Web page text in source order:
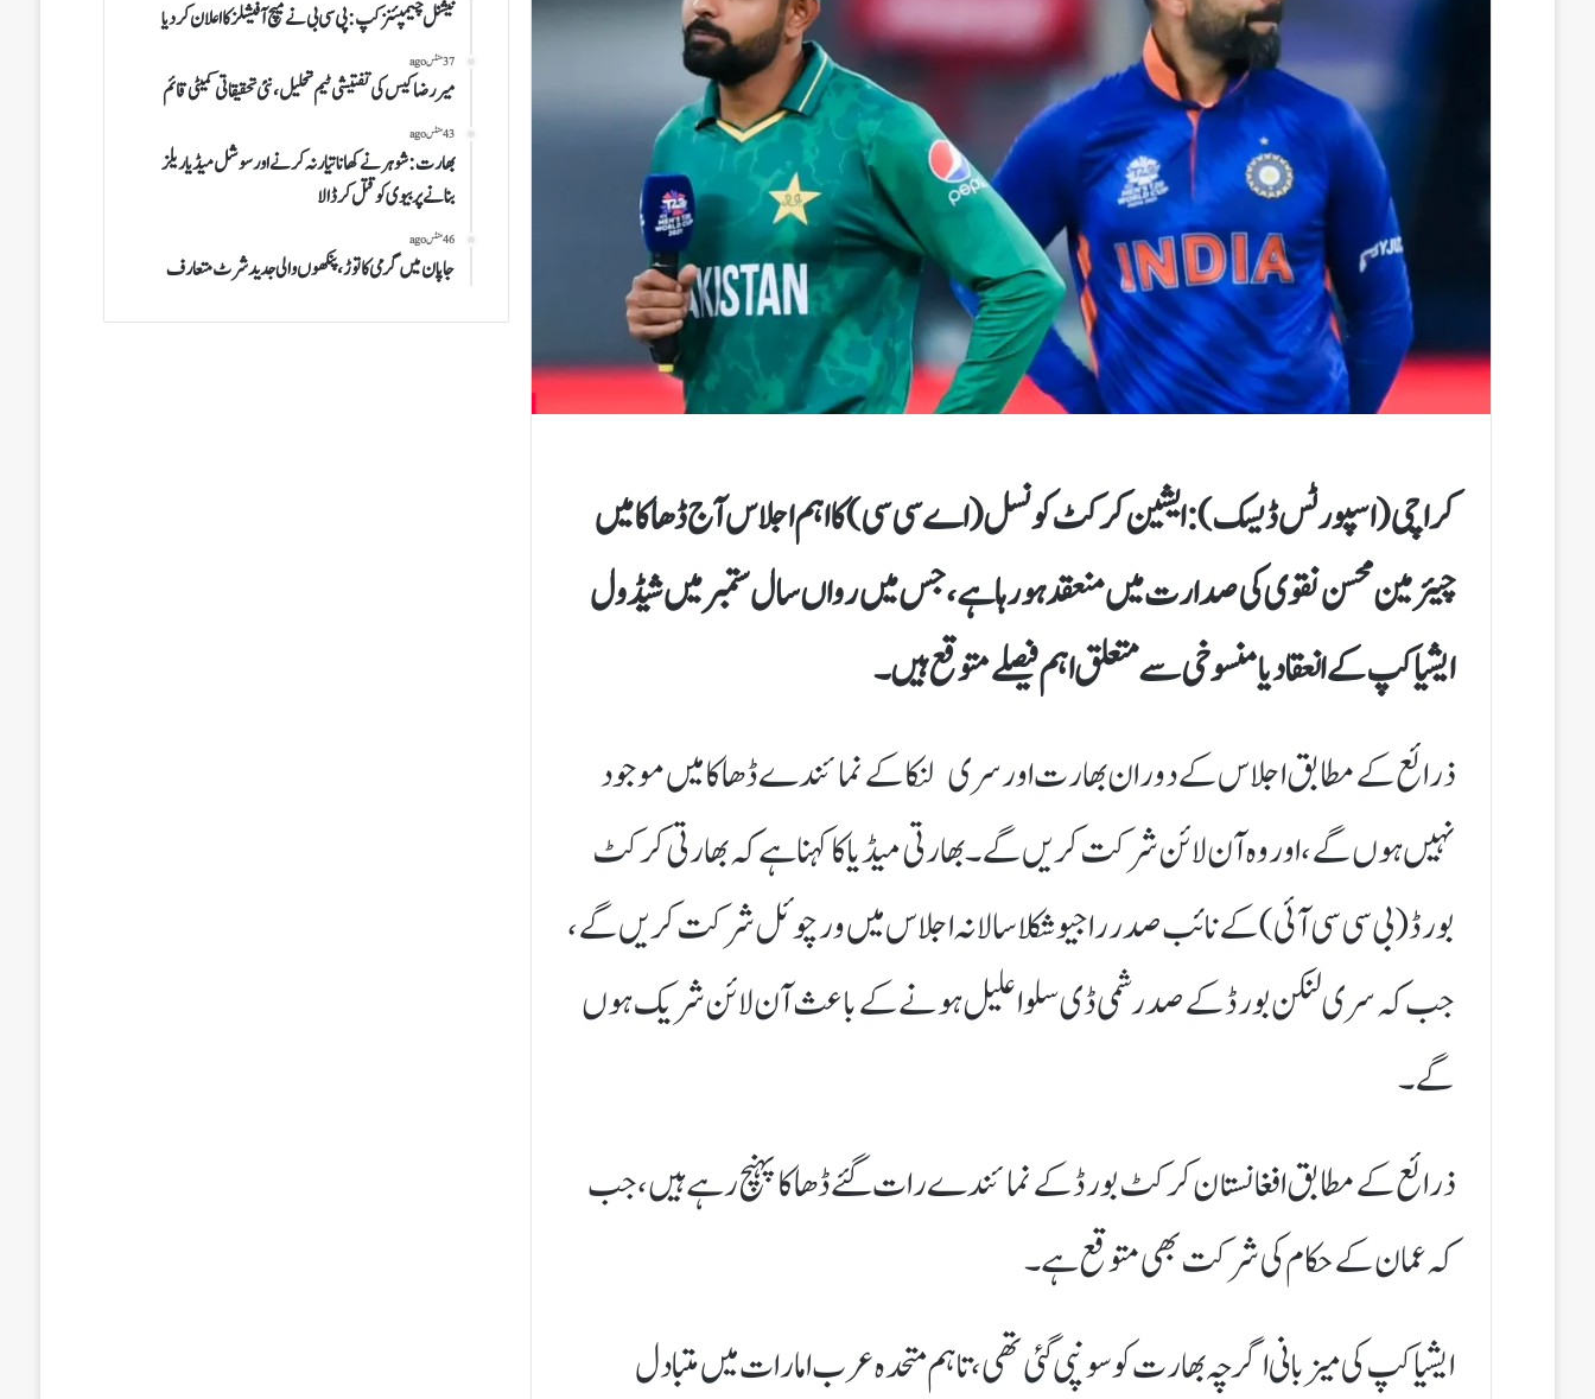
کراچی (اسپورٹس ڈیسک): ایشین کرکٹ کونسل (اے سی سی) کا اہم اجلاس آج ڈھاکا میں
چیئرمین محسن نقوی کی صدارت میں منعقد ہو رہا ہے، جس میں رواں سال ستمبر میں شیڈول
ایشیا کپ کے انعقاد یا منسوخی سے متعلق اہم فیصلے متوقع ہیں۔
ذرائع کے مطابق اجلاس کے دوران بھارت اور سری لنکا کے نمائندے ڈھاکا میں موجود
نہیں ہوں گے، اور وہ آن لائن شرکت کریں گے۔ بھارتی میڈیا کا کہنا ہے کہ بھارتی کرکٹ
بورڈ (بی سی سی آئی) کے نائب صدر راجیو شکلا سالانہ اجلاس میں ورچوئل شرکت کریں گے،
جب کہ سری لنکن بورڈ کے صدر شمی ڈی سلوا علیل ہونے کے باعث آن لائن شریک ہوں
گے۔
ذرائع کے مطابق افغانستان کرکٹ بورڈ کے نمائندے رات گئے ڈھاکا پہنچ رہے ہیں، جب
کہ عمان کے حکام کی شرکت بھی متوقع ہے۔
ایشیا کپ کی میزبانی اگرچہ بھارت کو سونپی گئی تھی، تاہم متحدہ عرب امارات میں متبادل
نیشنل چیمپئنز کپ: پی سی بی نے میچ آفیشلز کا اعلان کر دیا
37 منٹس ago
میر رضا کیس کی تفتیشی ٹیم تحلیل، نئی تحقیقاتی کمیٹی قائم
43 منٹس ago
بھارت:شوہر نے کھانا تیار نہ کرنے اور سوشل میڈیا ریلز
بنانے پر بیوی کو قتل کرڈالا
46 منٹس ago
جاپان میں گرمی کا توڑ، پنکھوں والی جدید شرٹ متعارف